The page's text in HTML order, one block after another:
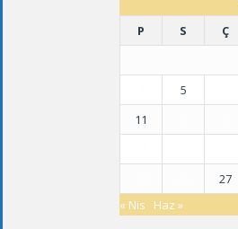
P
S Ç
5
11
27
« Nis
Haz »